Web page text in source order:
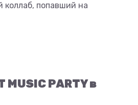
коллаб, попавший на
PARTY в